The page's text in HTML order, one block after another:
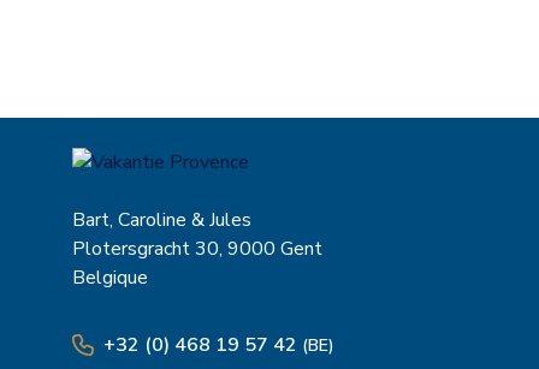
Bart, Caroline & Jules
Plotersgracht 30, 9000 Gent
Belgique
+32 (0) 468 19 57 42 (BE)